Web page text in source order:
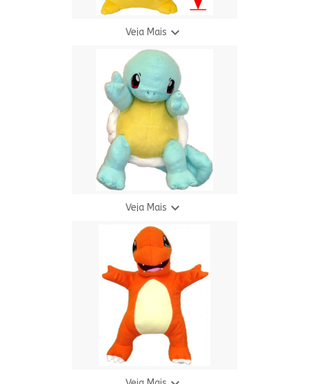
Veja Mais 
Pelúcia Gigante Amarelo
R$ 155,00
9 X R$ 20,36
Veja Mais 
9 X R$ 20,36